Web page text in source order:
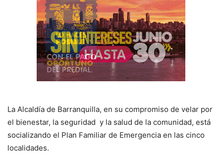
La Alcaldía de Barranquilla, en su compromiso de velar por
el bienestar, la seguridad y la salud de la comunidad, está
socializando el Plan Familiar de Emergencia en las cinco
localidades.